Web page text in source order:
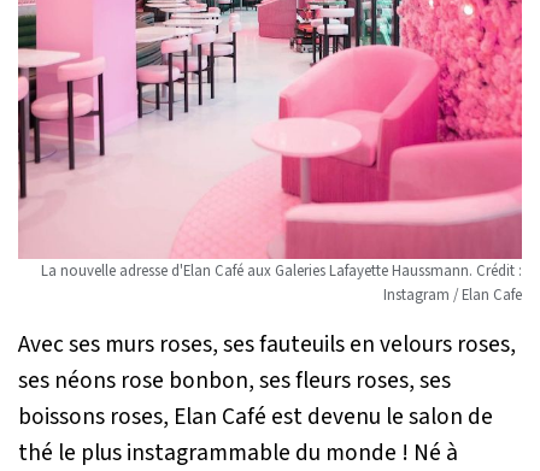
La nouvelle adresse d'Elan Café aux Galeries Lafayette Haussmann. Crédit :
Instagram / Elan Cafe
Avec ses murs roses, ses fauteuils en velours roses,
ses néons rose bonbon, ses fleurs roses, ses
boissons roses, Elan Café est devenu le salon de
thé le plus instagrammable du monde ! Né à